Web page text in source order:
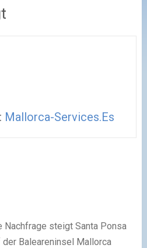
Mallorca-Services.es
steigt Santa Ponsa
Baleareninsel Mallorca